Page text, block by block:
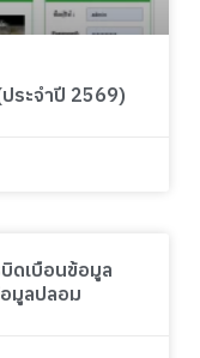
ระจำปี 2569)
ดเบือนข้อมูล
มูลปลอม